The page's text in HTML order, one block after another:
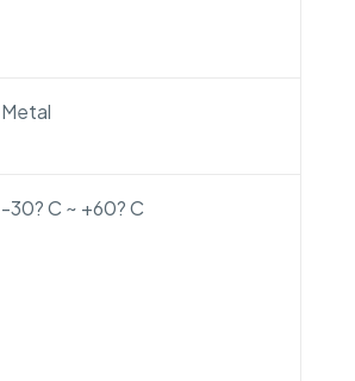
Metal
-30? C ~ +60? C